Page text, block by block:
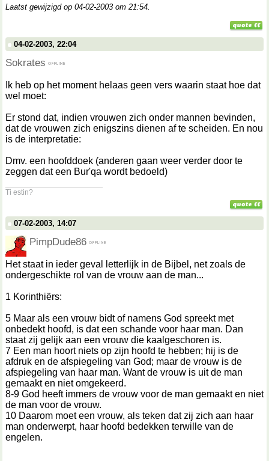
Laatst gewijzigd op 04-02-2003 om 21:54.
04-02-2003, 22:04
Sokrates
Ik heb op het moment helaas geen vers waarin staat hoe dat
wel moet:
Er stond dat, indien vrouwen zich onder mannen bevinden,
dat de vrouwen zich enigszins dienen af te scheiden. En nou
is de interpretatie:
Dmv. een hoofddoek (anderen gaan weer verder door te
zeggen dat een Bur'qa wordt bedoeld)
Ti estin?
07-02-2003, 14:07
PimpDude86
Het staat in ieder geval letterlijk in de Bijbel, net zoals de
ondergeschikte rol van de vrouw aan de man...
1 Korinthiërs:
5 Maar als een vrouw bidt of namens God spreekt met
onbedekt hoofd, is dat een schande voor haar man. Dan
staat zij gelijk aan een vrouw die kaalgeschoren is.
7 Een man hoort niets op zijn hoofd te hebben; hij is de
afdruk en de afspiegeling van God; maar de vrouw is de
afspiegeling van haar man. Want de vrouw is uit de man
gemaakt en niet omgekeerd.
8-9 God heeft immers de vrouw voor de man gemaakt en niet
de man voor de vrouw.
10 Daarom moet een vrouw, als teken dat zij zich aan haar
man onderwerpt, haar hoofd bedekken terwille van de
engelen.